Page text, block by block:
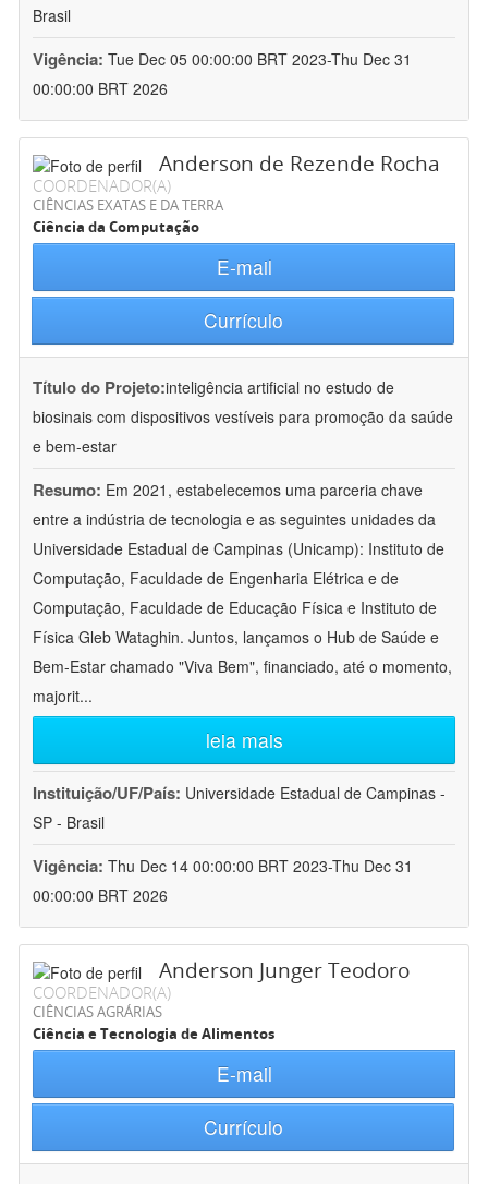
Brasil
Vigência: Tue Dec 05 00:00:00 BRT 2023-Thu Dec 31
00:00:00 BRT 2026
Anderson de Rezende Rocha
COORDENADOR(A)
CIÊNCIAS EXATAS E DA TERRA
Ciência da Computação
E-mail
Currículo
Título do Projeto:inteligência artificial no estudo de
biosinais com dispositivos vestíveis para promoção da saúde
e bem-estar
Resumo: Em 2021, estabelecemos uma parceria chave
entre a indústria de tecnologia e as seguintes unidades da
Universidade Estadual de Campinas (Unicamp): Instituto de
Computação, Faculdade de Engenharia Elétrica e de
Computação, Faculdade de Educação Física e Instituto de
Física Gleb Wataghin. Juntos, lançamos o Hub de Saúde e
Bem-Estar chamado "Viva Bem", financiado, até o momento,
majorit...
leia mais
Instituição/UF/País: Universidade Estadual de Campinas -
SP - Brasil
Vigência: Thu Dec 14 00:00:00 BRT 2023-Thu Dec 31
00:00:00 BRT 2026
Anderson Junger Teodoro
COORDENADOR(A)
CIÊNCIAS AGRÁRIAS
Ciência e Tecnologia de Alimentos
E-mail
Currículo